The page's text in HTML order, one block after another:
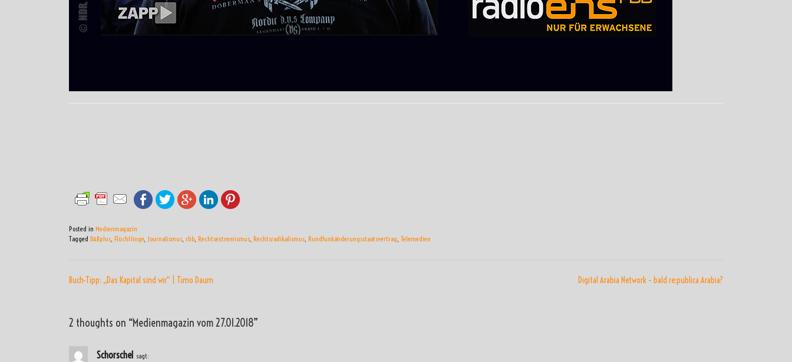
Posted in Medienmagazin
Tagged DABplus, Flüchtlinge, Journalismus, rbb, Rechtsextremismus, Rechtsradikalismus, Rundfunkänderungsstaatsvertrag, Telemedien
Buch-Tipp: „Das Kapital sind wir“ | Timo Daum Digital Arabia Network – bald re:publica Arabia?
2 thoughts on “Medienmagazin vom 27.01.2018”
Schorschel sagt: